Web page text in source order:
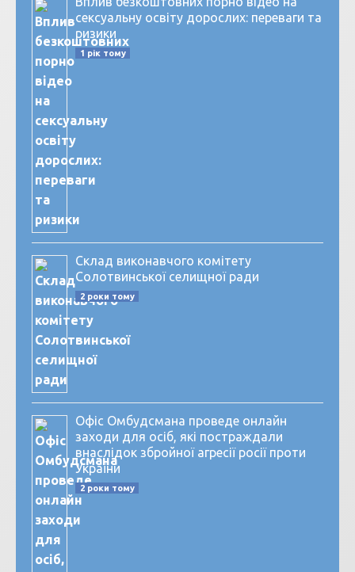
сексуальну освіту дорослих: переваги та
ризики
1 рік тому
Склад виконавчого комітету
Солотвинської селищної ради
2 роки тому
Офіс Омбудсмана проведе онлайн
заходи для осіб, які постраждали
внаслідок збройної агресії росії проти
України
2 роки тому